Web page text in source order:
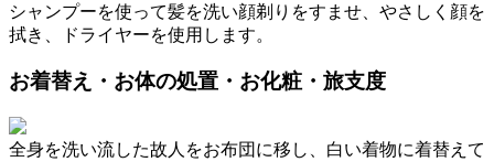
シャンプーを使って髪を洗い顔剃りをすませ、やさしく顔を
拭き、ドライヤーを使用します。
お着替え・お体の処置・お化粧・旅支度
全身を洗い流した故人をお布団に移し、白い着物に着替えて